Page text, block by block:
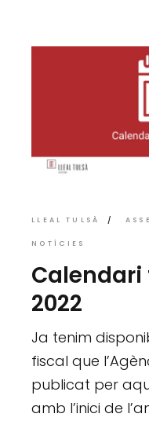
LLEAL TULSÀ
NOTÍCIES
Calendari
2022
Ja tenim
fiscal que
publicat per
amb l’inici de